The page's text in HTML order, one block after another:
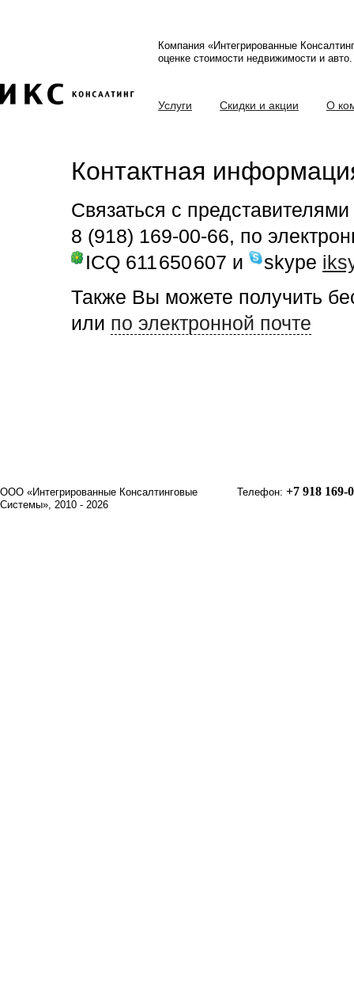
Компания «Интегрированные
оценке стоимости недвижимости и авто.
Услуги Скидки и акции О
Контактная
Связаться с
8 (918) 169-00-66, по
ICQ 611650607 и skype
Также Вы можете получить
или по электронной почте
ООО «Интегрированные Консалтинговые
Системы», 2010 - 2026
Телефон: +7 918 169-